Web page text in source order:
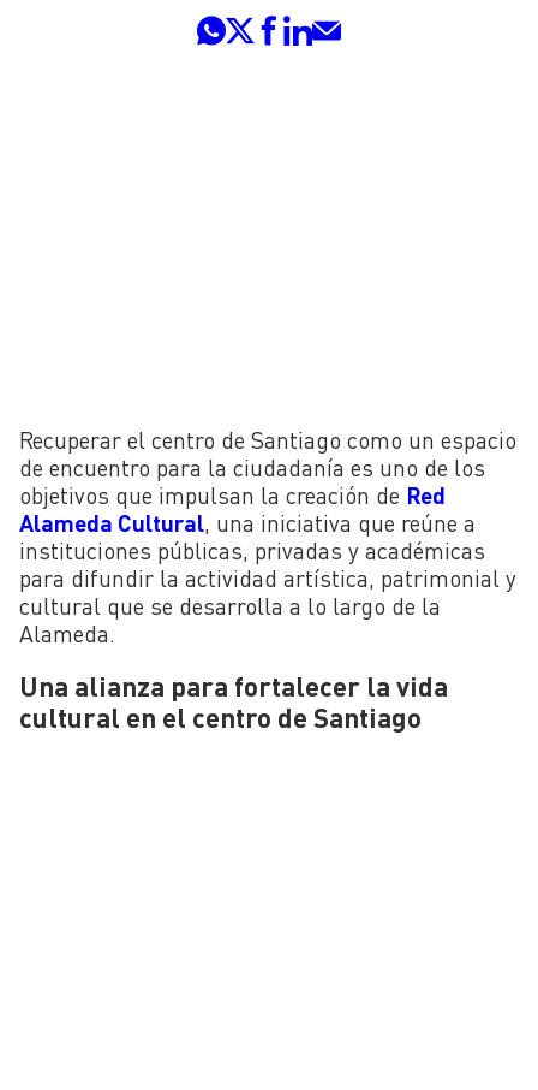
Recuperar el centro de Santiago como un espacio
de encuentro para la ciudadanía es uno de los
objetivos que impulsan la creación de Red
Alameda Cultural , una iniciativa que reúne a
instituciones públicas, privadas y académicas
para difundir la actividad artística, patrimonial y
cultural que se desarrolla a lo largo de la
Alameda.
Una alianza para fortalecer la vida
cultural en el centro de Santiago